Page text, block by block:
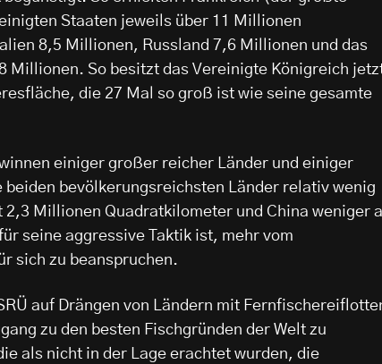
Staaten jeweils über 11 Millionen
8,5 Millionen, Russland 7,6 Millionen und das
Millionen. So besitzt das Vereinigte Königreich
die 27 Mal so groß ist wie seine gesamte
einiger großer reicher Länder und einiger
beiden bevölkerungsreichsten Länder relativ wenig
Millionen Quadratkilometer und China weniger
seine aggressive Taktik ist, mehr vom
sich zu beanspruchen.
auf Drängen von Ländern mit
zu den besten Fischgründen der Welt zu
als nicht in der Lage erachtet wurden, die